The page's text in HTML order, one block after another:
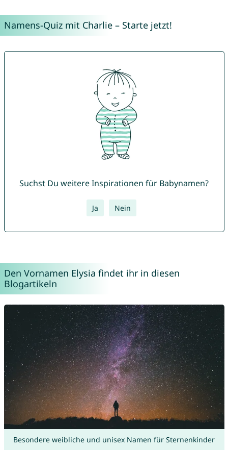
Namens-Quiz mit Charlie – Starte jetzt!
Suchst Du weitere Inspirationen für Babynamen?
Ja Nein
Den Vornamen Elysia findet ihr in diesen
Blogartikeln
Besondere weibliche und unisex Namen für Sternenkinder